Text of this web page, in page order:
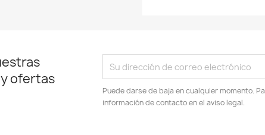
ofertas
Puede darse de baja en cualquier momento.
información de contacto en el aviso legal.